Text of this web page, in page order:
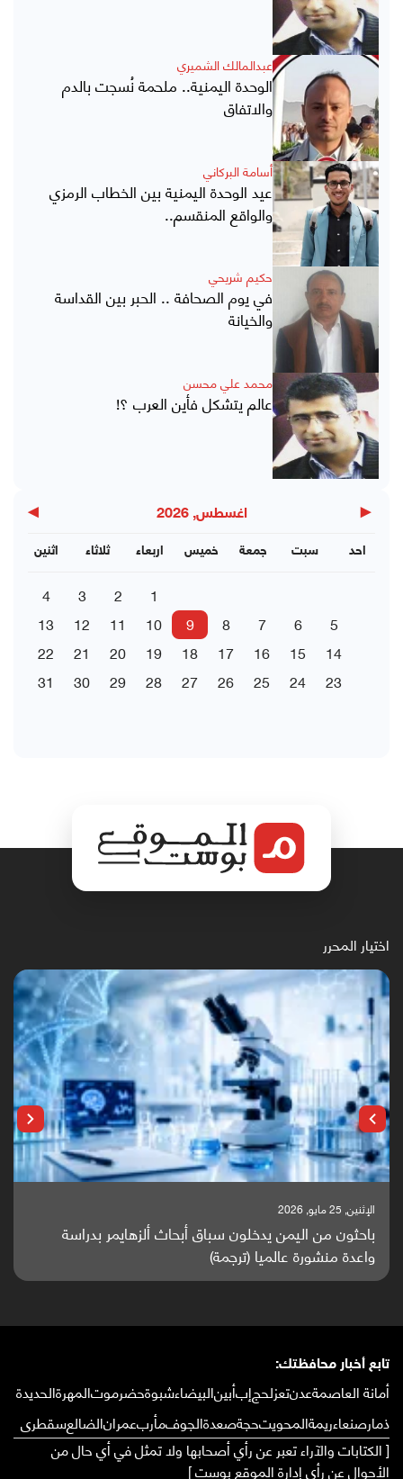
عبدالمالك الشميري
الوحدة اليمنية.. ملحمة نُسجت بالدم
والاتفاق
أسامة البركاني
عيد الوحدة اليمنية بين الخطاب الرمزي
والواقع المنقسم..
حكيم شريحي
في يوم الصحافة .. الحبر بين القداسة
والخيانة
محمد علي محسن
عالم يتشكل فأين العرب ؟!
◀ اغسطس, 2026 ▶
اثنين ثلاثاء اربعاء خميس جمعة سبت احد
1
2
3
4
5
6
7
8
9
10
11
12
13
14
15
16
17
18
19
20
21
22
23
24
25
26
27
28
29
30
31
اختيار المحرر
الإثنين, 25 مايو, 2026
باحثون من اليمن يدخلون سباق أبحاث ألزهايمر بدراسة
واعدة منشورة عالميا (ترجمة)
تابع أخبار محافظتك:
أمانة العاصمةعدنتعزلحجإبأبينالبيضاءشبوةحضرموتالمهرةالحديدة
ذمارصنعاءريمةالمحويتحجةصعدةالجوفمأربعمرانالضالعسقطرى
[ الكتابات والآراء تعبر عن رأي أصحابها ولا تمثل في أي حال من
الأحوال عن رأي إدارة الموقع بوست ]